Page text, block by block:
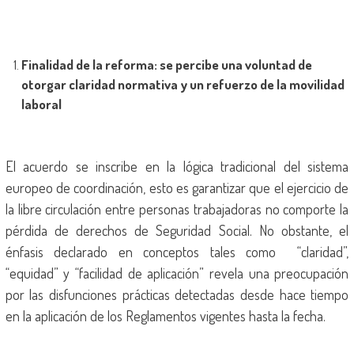
Finalidad de la reforma: se percibe una voluntad de
otorgar claridad normativa y un refuerzo de la movilidad
laboral
El acuerdo se inscribe en la lógica tradicional del sistema
europeo de coordinación, esto es garantizar que el ejercicio de
la libre circulación entre personas trabajadoras no comporte la
pérdida de derechos de Seguridad Social. No obstante, el
énfasis declarado en conceptos tales como “claridad”,
“equidad” y “facilidad de aplicación” revela una preocupación
por las disfunciones prácticas detectadas desde hace tiempo
en la aplicación de los Reglamentos vigentes hasta la fecha.